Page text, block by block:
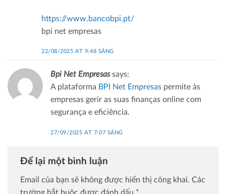
https://www.bancobpi.pt/
bpi net empresas
22/08/2025 AT 9:48 SÁNG
Bpi Net Empresas says:
A plataforma BPI Net Empresas permite às
empresas gerir as suas finanças online com
segurança e eficiência.
27/09/2025 AT 7:07 SÁNG
Để lại một bình luận
Email của bạn sẽ không được hiển thị công khai. Các